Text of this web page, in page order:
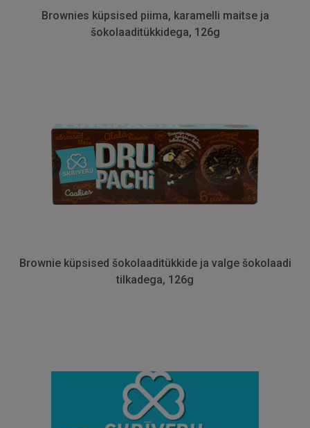
Brownies küpsised piima, karamelli maitse ja
šokolaaditükkidega, 126g
Brownie küpsised šokolaaditükkide ja valge šokolaadi
tilkadega, 126g